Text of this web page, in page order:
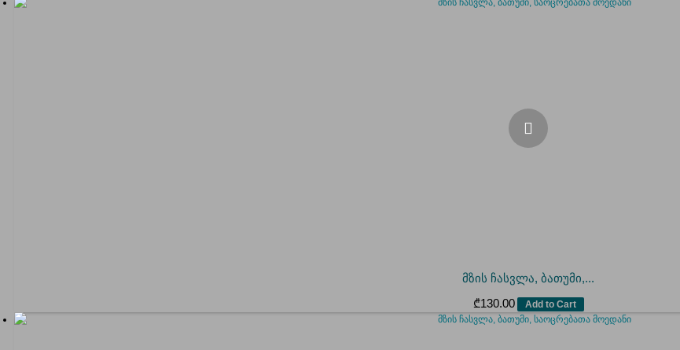
მზის ჩასვლა, ბათუმი,...
₾130.00 Add to Cart